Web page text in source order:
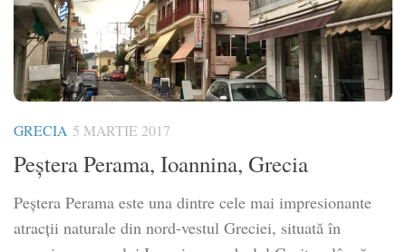
GRECIA 5 MARTIE 2017
Peștera Perama, Ioannina, Grecia
Peștera Perama este una dintre cele mai impresionante
atracții naturale din nord-vestul Greciei, situată în